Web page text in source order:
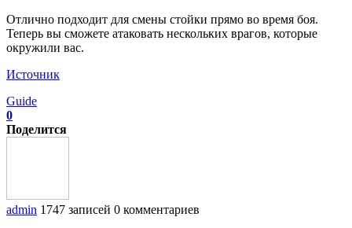
Отлично подходит для смены стойки прямо во время боя.
Теперь вы сможете атаковать нескольких врагов, которые
окружили вас.
Источник
Guide
0
Поделится
admin 1747 записей 0 комментариев